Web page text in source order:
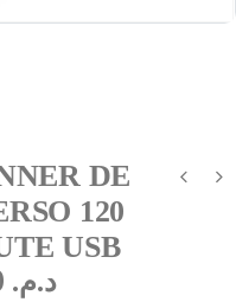
DE
120
USB
د.م.